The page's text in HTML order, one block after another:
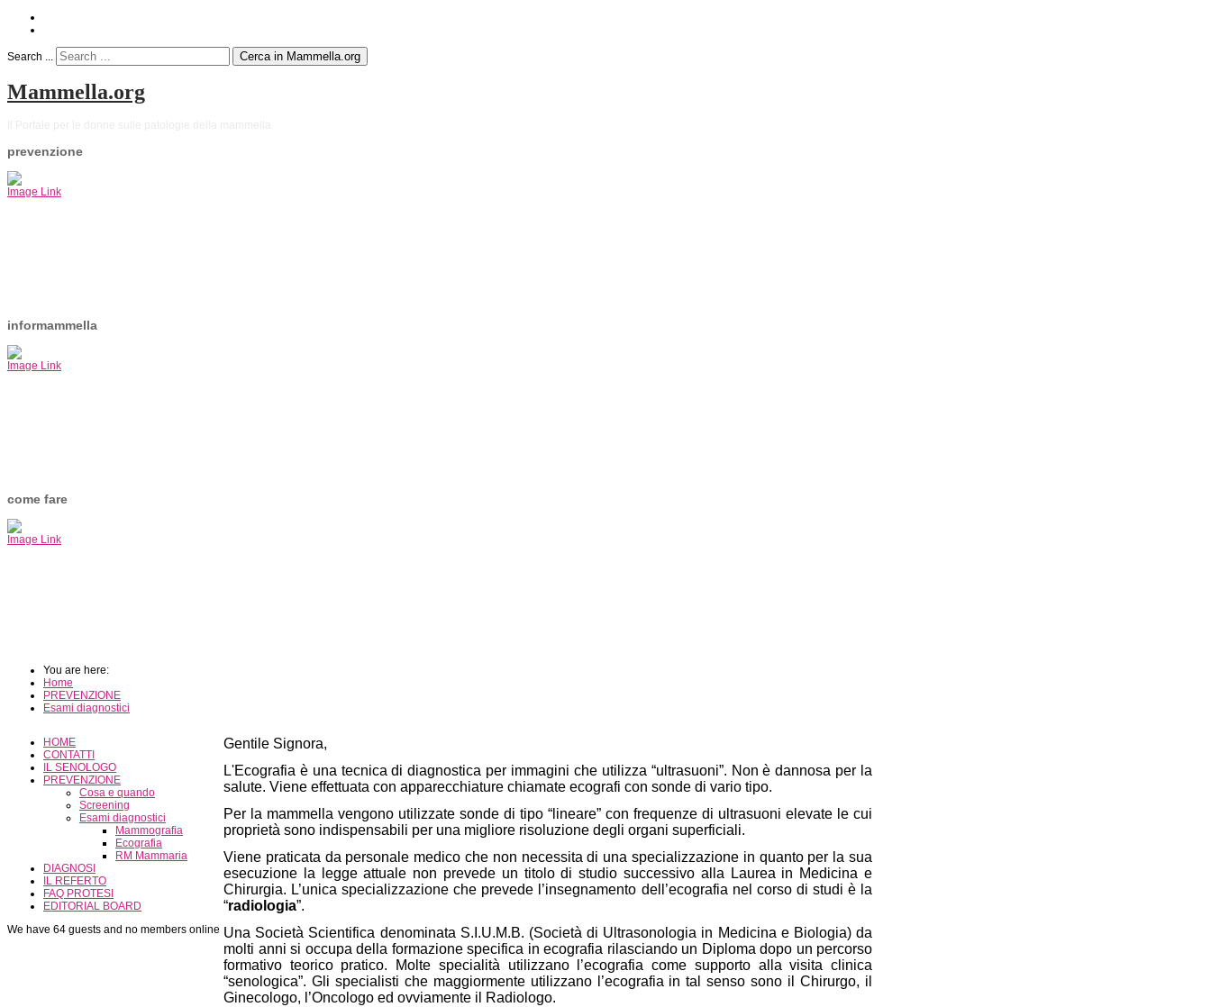
Search ... Cerca in Mammella.org
Mammella.org
prevenzione
Image Link
informammella
Image Link
come fare
Image Link
You are here:
Home
PREVENZIONE
Esami diagnostici
HOME
CONTATTI
IL SENOLOGO
PREVENZIONE
Cosa e quando
Screening
Esami diagnostici
Mammografia
Ecografia
RM Mammaria
DIAGNOSI
IL REFERTO
FAQ PROTESI
EDITORIAL BOARD
We have 64 guests and no members online
Gentile Signora,
L'Ecografia è una tecnica di diagnostica per immagini che utilizza “ultrasuoni”. Non è dannosa per la
salute. Viene effettuata con apparecchiature chiamate ecografi con sonde di vario tipo.
Per la mammella vengono utilizzate sonde di tipo “lineare” con frequenze di ultrasuoni elevate le cui
proprietà sono indispensabili per una migliore risoluzione degli organi superficiali.
Viene praticata da personale medico che non necessita di una specializzazione in quanto per la sua
esecuzione la legge attuale non prevede un titolo di studio successivo alla Laurea in Medicina e
Chirurgia. L’unica specializzazione che prevede l’insegnamento dell’ecografia nel corso di studi è la
“radiologia”.
Una Società Scientifica denominata S.I.U.M.B. (Società di Ultrasonologia in Medicina e Biologia) da
molti anni si occupa della formazione specifica in ecografia rilasciando un Diploma dopo un percorso
formativo teorico pratico. Molte specialità utilizzano l’ecografia come supporto alla visita clinica
“senologica”. Gli specialisti che maggiormente utilizzano l’ecografia in tal senso sono il Chirurgo, il
Ginecologo, l’Oncologo ed ovviamente il Radiologo.